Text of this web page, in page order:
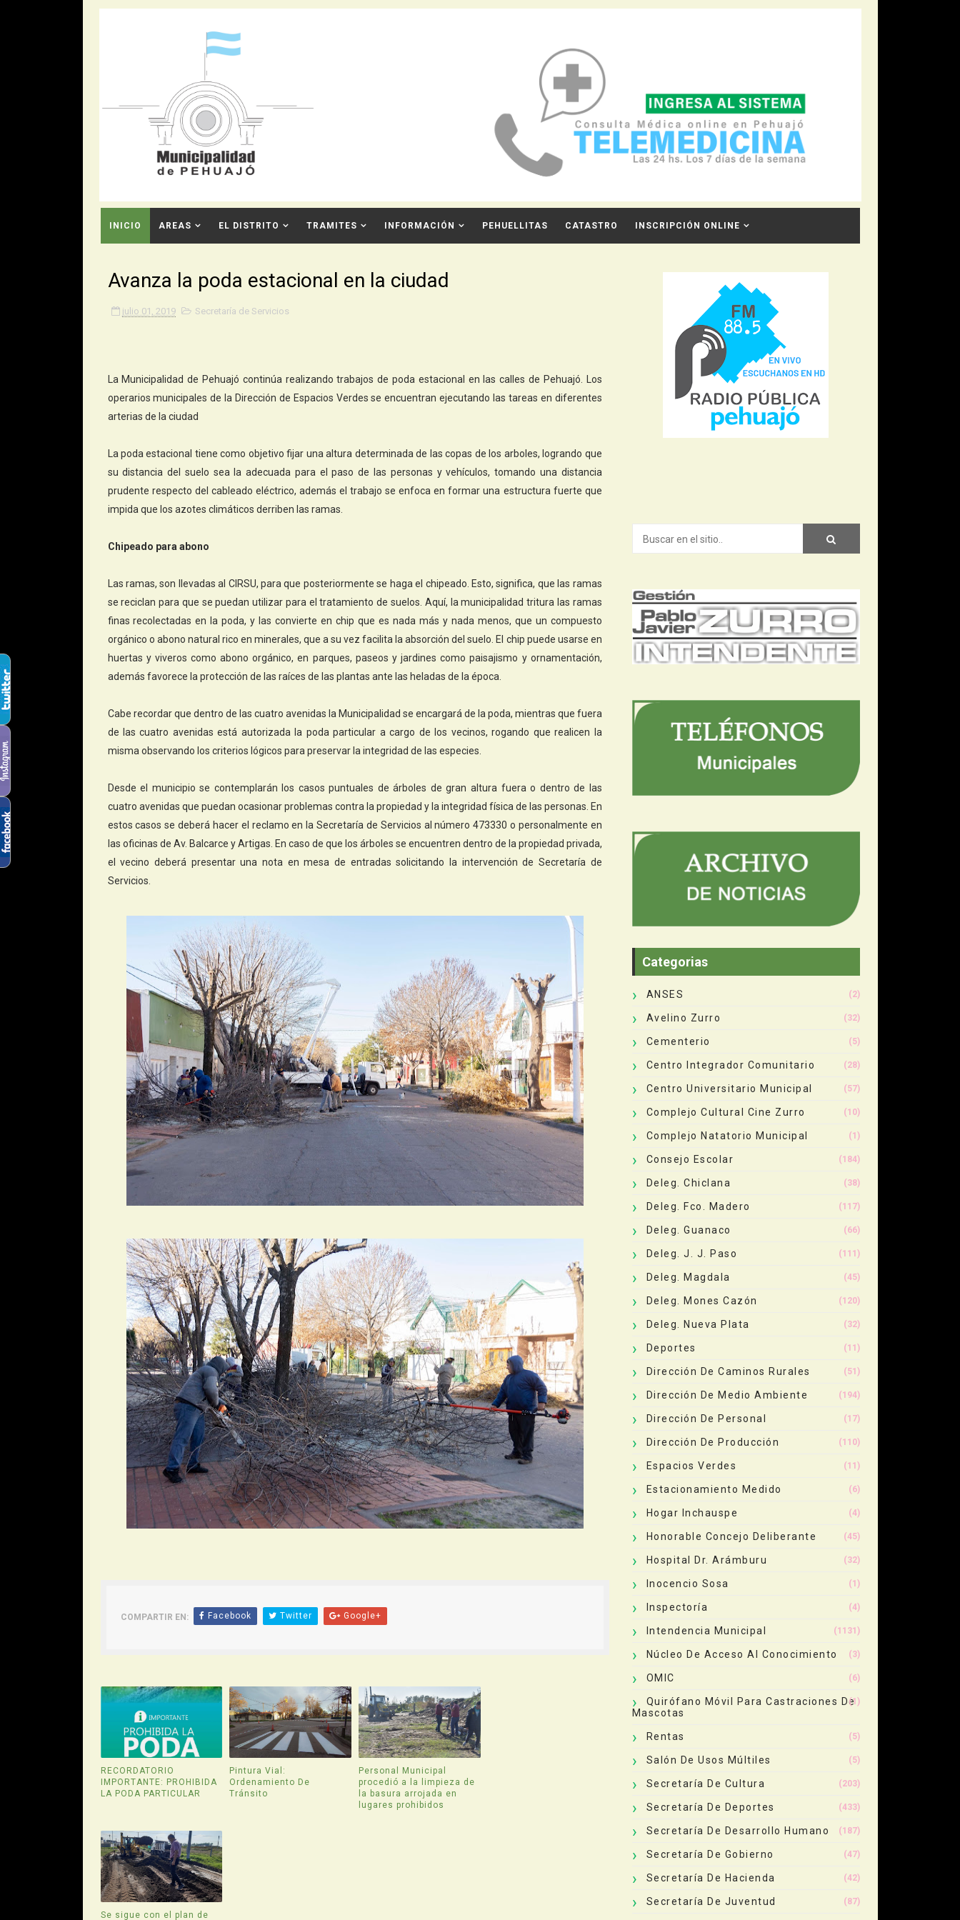
INICIO AREAS EL DISTRITO TRAMITES INFORMACIÓN PEHUELLITAS CATASTRO INSCRIPCIÓN ONLINE
Avanza la poda estacional en la ciudad
julio 01, 2019 Secretaría de Servicios
La Municipalidad de Pehuajó continúa realizando trabajos de poda estacional en las calles de Pehuajó. Los
operarios municipales de la Dirección de Espacios Verdes se encuentran ejecutando las tareas en diferentes
arterias de la ciudad
La poda estacional tiene como objetivo fijar una altura determinada de las copas de los arboles, logrando que
su distancia del suelo sea la adecuada para el paso de las personas y vehículos, tomando una distancia
prudente respecto del cableado eléctrico, además el trabajo se enfoca en formar una estructura fuerte que
impida que los azotes climáticos derriben las ramas.
Chipeado para abono
Las ramas, son llevadas al CIRSU, para que posteriormente se haga el chipeado. Esto, significa, que las ramas
se reciclan para que se puedan utilizar para el tratamiento de suelos. Aquí, la municipalidad tritura las ramas
finas recolectadas en la poda, y las convierte en chip que es nada más y nada menos, que un compuesto
orgánico o abono natural rico en minerales, que a su vez facilita la absorción del suelo. El chip puede usarse en
huertas y viveros como abono orgánico, en parques, paseos y jardines como paisajismo y ornamentación,
además favorece la protección de las raíces de las plantas ante las heladas de la época.
Cabe recordar que dentro de las cuatro avenidas la Municipalidad se encargará de la poda, mientras que fuera
de las cuatro avenidas está autorizada la poda particular a cargo de los vecinos, rogando que realicen la
misma observando los criterios lógicos para preservar la integridad de las especies.
Desde el municipio se contemplarán los casos puntuales de árboles de gran altura fuera o dentro de las
cuatro avenidas que puedan ocasionar problemas contra la propiedad y la integridad física de las personas. En
estos casos se deberá hacer el reclamo en la Secretaría de Servicios al número 473330 o personalmente en
las oficinas de Av. Balcarce y Artigas. En caso de que los árboles se encuentren dentro de la propiedad privada,
el vecino deberá presentar una nota en mesa de entradas solicitando la intervención de Secretaría de
Servicios.
COMPARTIR EN: Facebook Twitter Google+
RECORDATORIO
IMPORTANTE: PROHIBIDA
LA PODA PARTICULAR
Pintura Vial:
Ordenamiento De
Tránsito
Personal Municipal
procedió a la limpieza de
la basura arrojada en
lugares prohibidos
Se sigue con el plan de
Categorias
ANSES (2)
Avelino Zurro (32)
Cementerio (5)
Centro Integrador Comunitario (28)
Centro Universitario Municipal (57)
Complejo Cultural Cine Zurro (10)
Complejo Natatorio Municipal (1)
Consejo Escolar (184)
Deleg. Chiclana (38)
Deleg. Fco. Madero (117)
Deleg. Guanaco (66)
Deleg. J. J. Paso (111)
Deleg. Magdala (45)
Deleg. Mones Cazón (120)
Deleg. Nueva Plata (32)
Deportes (11)
Dirección De Caminos Rurales (51)
Dirección De Medio Ambiente (194)
Dirección De Personal (17)
Dirección De Producción (110)
Espacios Verdes (11)
Estacionamiento Medido (6)
Hogar Inchauspe (4)
Honorable Concejo Deliberante (45)
Hospital Dr. Arámburu (32)
Inocencio Sosa (1)
Inspectoría (4)
Intendencia Municipal (1131)
Núcleo De Acceso Al Conocimiento (3)
OMIC (6)
Quirófano Móvil Para Castraciones De
Mascotas
(1)
Rentas (5)
Salón De Usos Múltiles (5)
Secretaría De Cultura (203)
Secretaría De Deportes (433)
Secretaría De Desarrollo Humano (187)
Secretaría De Gobierno (47)
Secretaría De Hacienda (42)
Secretaría De Juventud (87)